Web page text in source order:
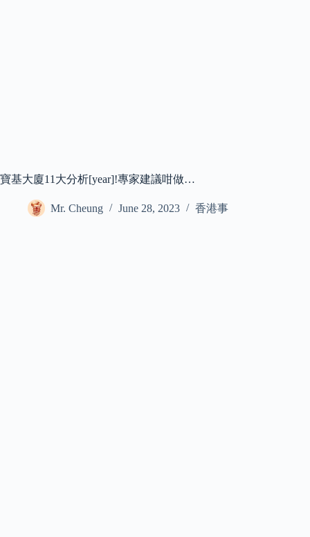
寶基大廈11大分析[year]!專家建議咁做…
Mr. Cheung June 28, 2023 香港事